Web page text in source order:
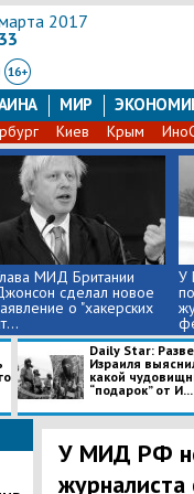
2017
МИР
Киев Крым
МИД Британии
сделал новое
о "хакерских
У
Daily Star:
Израиля
какой
“подарок” от И...
У МИД РФ
журналиста